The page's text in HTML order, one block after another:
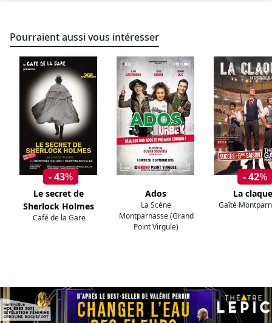
Pourraient aussi vous intéresser
- 43%
Le secret de
Sherlock Holmes
Café de la Gare
Ados
La Scène
Montparnasse (Grand
Point Virgule)
- 42%
La claque
Gaîté